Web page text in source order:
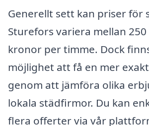
Generellt sett kan priser för
Sturefors variera mellan 250
kronor per timme. Dock
möjlighet att få en mer
genom att jämföra olika
lokala städfirmor. Du kan
flera offerter via vår